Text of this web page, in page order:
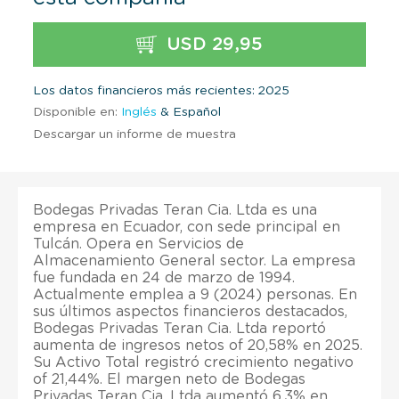
USD 29,95
Los datos financieros más recientes: 2025
Disponible en: Inglés & Español
Descargar un informe de muestra
Bodegas Privadas Teran Cia. Ltda es una
empresa en Ecuador, con sede principal en
Tulcán. Opera en Servicios de
Almacenamiento General sector. La empresa
fue fundada en 24 de marzo de 1994.
Actualmente emplea a 9 (2024) personas. En
sus últimos aspectos financieros destacados,
Bodegas Privadas Teran Cia. Ltda reportó
aumenta de ingresos netos of 20,58% en 2025.
Su Activo Total registró crecimiento negativo
of 21,44%. El margen neto de Bodegas
Privadas Teran Cia. Ltda aumentó 6,3% en